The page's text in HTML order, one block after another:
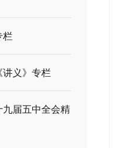
栏
讲义》专栏
九届五中全会精